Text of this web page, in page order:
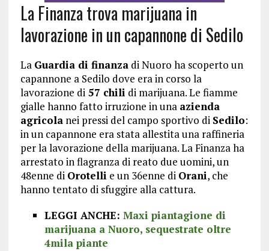
La Finanza trova marijuana in
lavorazione in un capannone di Sedilo
La Guardia di finanzadi Nuoro ha scoperto un
capannone a Sedilo dove era in corso la
lavorazione di57 chili di marijuana. Le fiamme
gialle hanno fatto irruzione in una azienda
agricolanei pressi del campo sportivo di Sedilo:
in un capannone era stata allestita una raffineria
per la lavorazione della marijuana. La Finanza ha
arrestato in flagranza di reato due uomini, un
48enne di Orotelli e un 36enne di Orani, che
hanno tentato di sfuggire alla cattura.
LEGGI ANCHE: Maxi piantagione di
marijuana a Nuoro, sequestrate oltre
4mila piante